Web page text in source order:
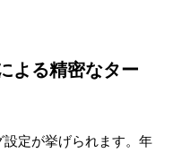
よる精密なター
定が挙げられます。年